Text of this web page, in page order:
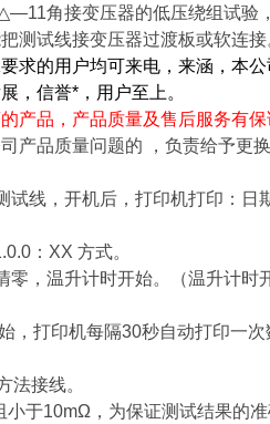
角接变压器的低压绕组试验
测试线接变压器过渡板或软连接
求的用户均可来电，来涵，本
，信誉*，用户至上。
产品，产品质量及售后服务有
产品质量问题的 ，负责给予更
试线，开机后，打印机打印：
：XX 方式。
零，温升计时开始。（温升计
，打印机每隔30秒自动打印一
接线。
于10mΩ，为保证测试结果的